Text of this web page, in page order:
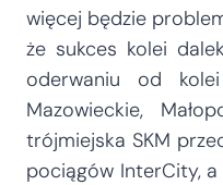
więcej będzie
że sukces kolei
oderwaniu od
Mazowieckie,
trójmiejska SKM
pociągów InterCity,